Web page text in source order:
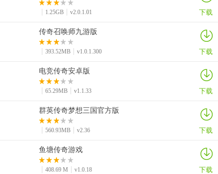
1.25GB v2.0.1.01 下载
传奇召唤师九游版
393.52MB v1.0.1.300 下载
电竞传奇安卓版
65.29MB v1.1.33 下载
群英传奇梦想三国官方版
560.93MB v2.36 下载
鱼塘传奇游戏
408.69 M v1.0.18 下载